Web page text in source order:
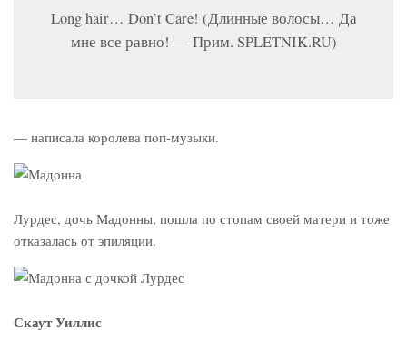
Long hair… Don’t Care! (Длинные волосы… Да
мне все равно! — Прим. SPLETNIK.RU)
— написала королева поп-музыки.
Лурдес, дочь Мадонны, пошла по стопам своей матери и тоже
отказалась от эпиляции.
Скаут Уиллис